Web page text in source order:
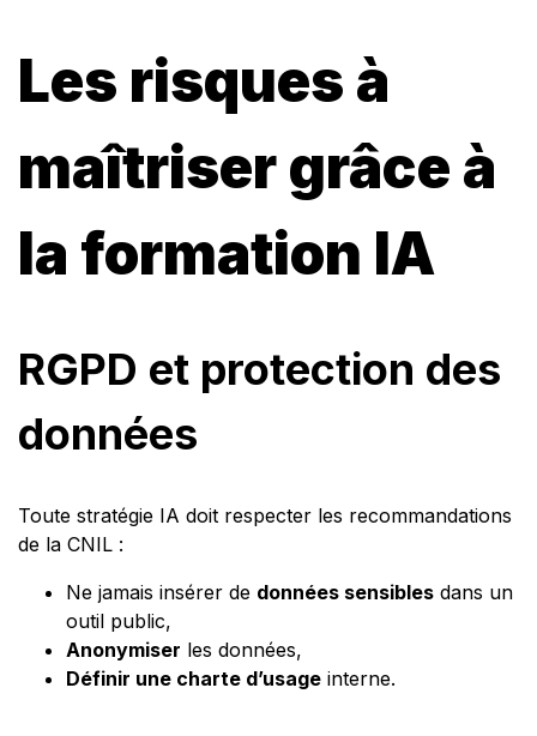
Les risques à
maîtriser grâce à
la formation IA
RGPD et protection des
données
Toute stratégie IA doit respecter les recommandations
de la CNIL :
Ne jamais insérer de données sensibles dans un
outil public,
Anonymiser les données,
Définir une charte d’usage interne.